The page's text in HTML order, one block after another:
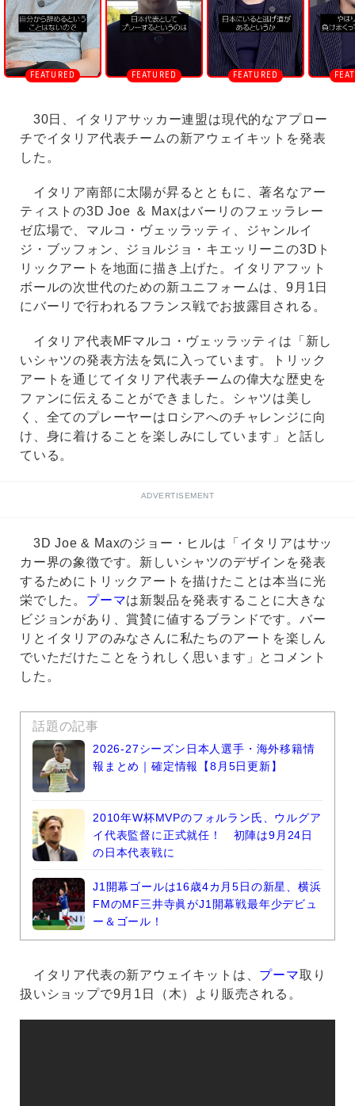
30日、イタリアサッカー連盟は現代的なアプロー
チでイタリア代表チームの新アウェイキットを発表
した。
イタリア南部に太陽が昇るとともに、著名なアー
ティストの3D Joe ＆ Maxはバーリのフェッラレー
ゼ広場で、マルコ・ヴェッラッティ、ジャンルイ
ジ・ブッフォン、ジョルジョ・キエッリーニの3Dト
リックアートを地面に描き上げた。イタリアフット
ボールの次世代のための新ユニフォームは、9月1日
にバーリで行われるフランス戦でお披露目される。
イタリア代表MFマルコ・ヴェッラッティは「新し
いシャツの発表方法を気に入っています。トリック
アートを通じてイタリア代表チームの偉大な歴史を
ファンに伝えることができました。シャツは美し
く、全てのプレーヤーはロシアへのチャレンジに向
け、身に着けることを楽しみにしています」と話し
ている。
ADVERTISEMENT
3D Joe & Maxのジョー・ヒルは「イタリアはサッ
カー界の象徴です。新しいシャツのデザインを発表
するためにトリックアートを描けたことは本当に光
栄でした。 プーマは新製品を発表することに大きな
ビジョンがあり、賞賛に値するブランドです。バー
リとイタリアのみなさんに私たちのアートを楽しん
でいただけたことをうれしく思います」とコメント
した。
話題の記事
2026-27シーズン日本人選手・海外移籍情
報まとめ｜確定情報【8月5日更新】
2010年W杯MVPのフォルラン氏、ウルグア
イ代表監督に正式就任！ 初陣は9月24日
の日本代表戦に
J1開幕ゴールは16歳4カ月5日の新星、横浜
FMのMF三井寺眞がJ1開幕戦最年少デビュ
ー＆ゴール！
イタリア代表の新アウェイキットは、 プーマ取り
扱いショップで9月1日（木）より販売される。